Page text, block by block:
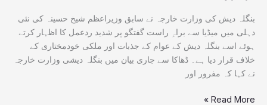
بنگلہ دیش کی وزارت خارجہ نے سابق وزیراعظم شیخ حسینہ کی نئی
دہلی میں میڈیا سے براہِ راست گفتگو پر شدید ردعمل کا اظہار کرتے
ہوئے اسے بنگلہ دیش کے عوام کے جذبات اور ملکی خودمختاری کے
خلاف قرار دیا ہے۔ ڈھاکا سے جاری بیان میں بنگلہ دیشی وزارت خارجہ
نے کہا کہ مفرور اور
Read More »